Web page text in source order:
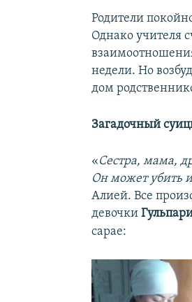
Родители
Однако учителя
недели. Но
дом
Загадочный
«Сестра, мама,
Он может убить
Алией. Все
девочки
сарае: